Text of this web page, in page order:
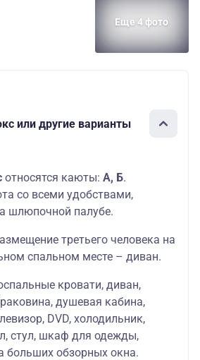
Еще 4 фото
или другие варианты
относятся каюты: А, Б.
со всеми удобствами,
шлюпочной палубе.
третьего человека на
спальном месте – диван.
кровати, диван,
душевая кабина,
DVD, холодильник,
стул, шкаф для одежды,
больших обзорных окна.